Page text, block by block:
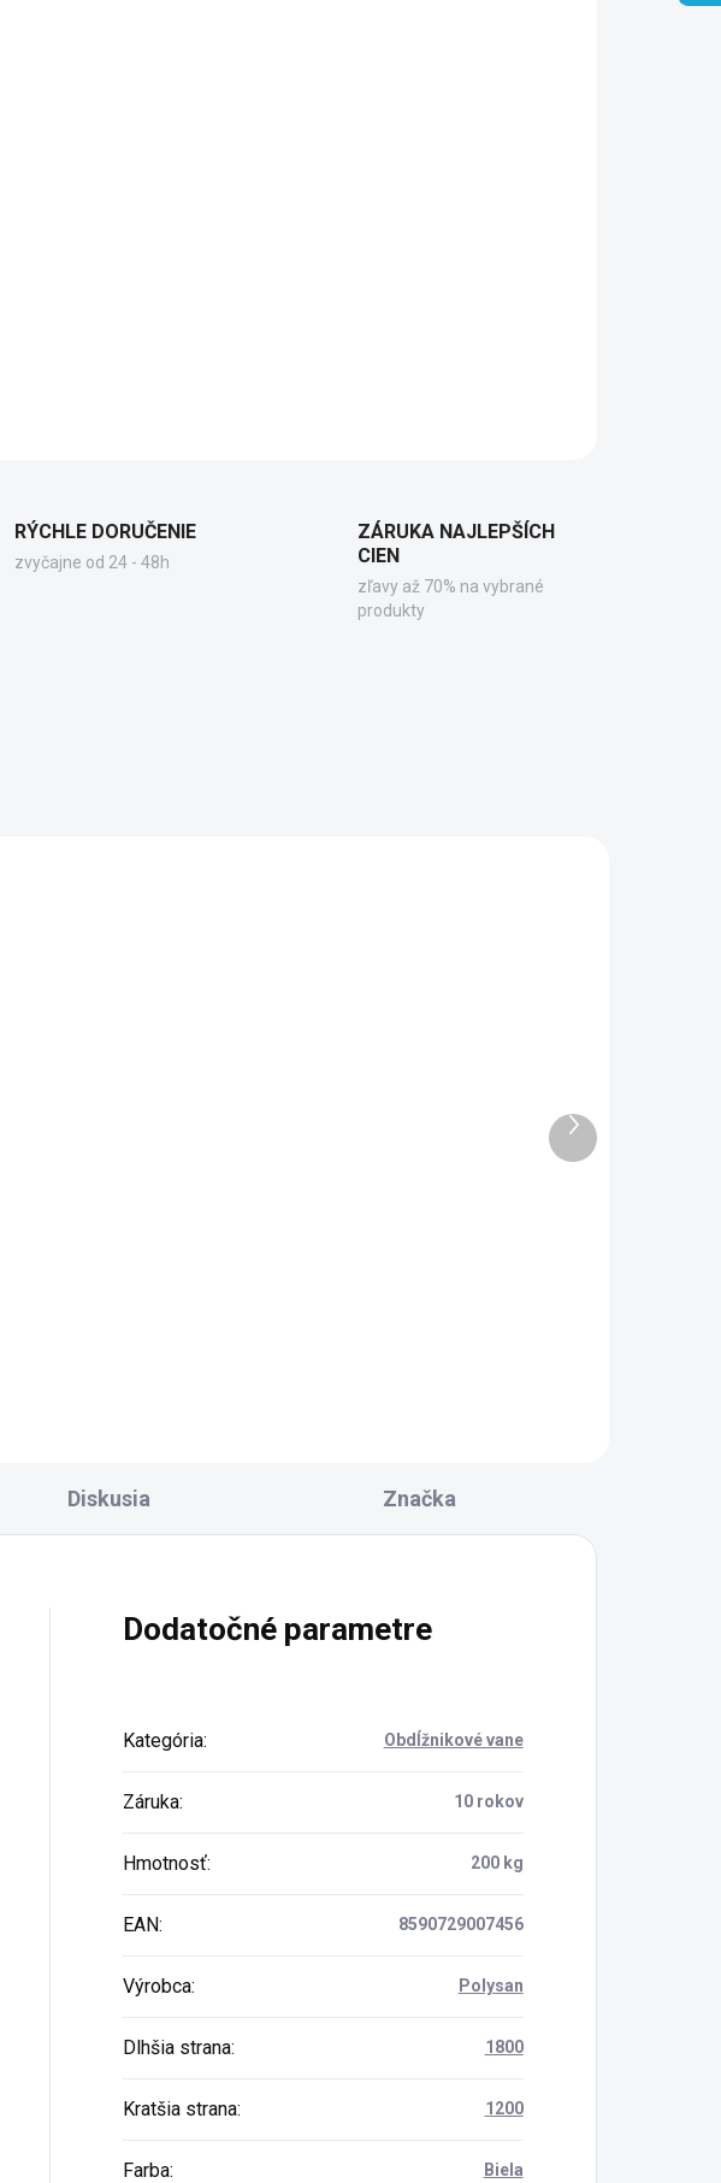
INFORMÁCIE
RÝCHLE DORUČENIE
zvyčajne od 24 - 48h
ZÁRUKA NAJLEPŠÍCH
CIEN
zľavy až 70% na vybrané
produkty
DNÍ
(5 KS)
Ďalší
produkt
Diskusia Značka
Dodatočné parametre
Kategória: Obdĺžnikové vane
Záruka: 10 rokov
Hmotnosť: 200 kg
EAN: 8590729007456
Výrobca: Polysan
Dlhšia strana: 1800
Kratšia strana: 1200
Farba: Biela